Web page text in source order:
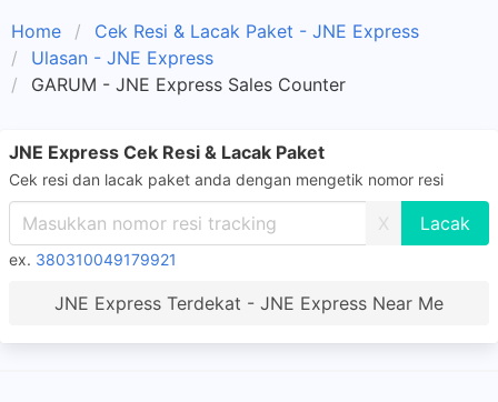
Home
Cek Resi & Lacak Paket - JNE Express
Ulasan - JNE Express
GARUM - JNE Express Sales Counter
JNE Express Cek Resi & Lacak Paket
Cek resi dan lacak paket anda dengan mengetik nomor resi
X
ex. 380310049179921
JNE Express Terdekat - JNE Express Near Me